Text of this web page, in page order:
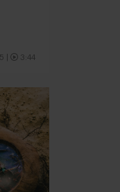
3:44